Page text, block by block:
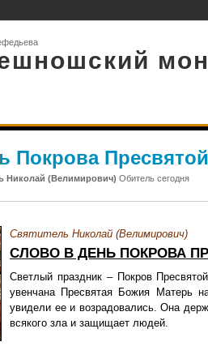
Покрова
Николай (Велимирович) Обитель сегодня
Святитель Николай (Велимирович)
СЛОВО В ДЕНЬ ПОКРОВА
Светлый праздник – Покров
увенчана Пресвятая Божия Матерь
увидели ее и возрадовались. Она
всякого зла и защищает людей.